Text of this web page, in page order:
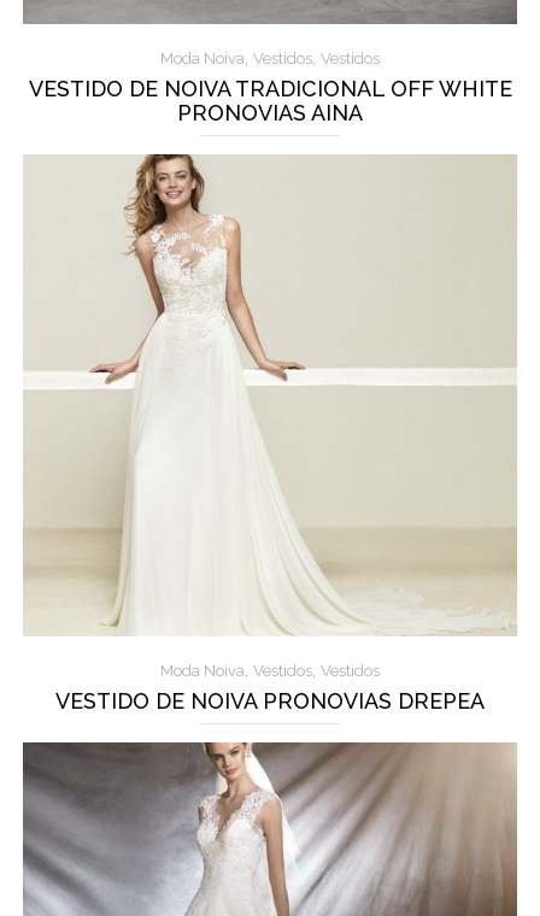
Moda Noiva, Vestidos, Vestidos
VESTIDO DE NOIVA TRADICIONAL OFF WHITE
PRONOVIAS AINA
Moda Noiva, Vestidos, Vestidos
VESTIDO DE NOIVA PRONOVIAS DREPEA